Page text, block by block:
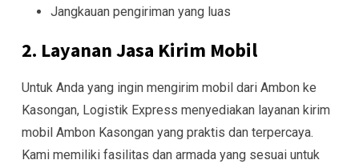
Jangkauan pengiriman yang luas
2. Layanan Jasa Kirim Mobil
Untuk Anda yang ingin mengirim mobil dari Ambon ke
Kasongan, Logistik Express menyediakan layanan kirim
mobil Ambon Kasongan yang praktis dan terpercaya.
Kami memiliki fasilitas dan armada yang sesuai untuk